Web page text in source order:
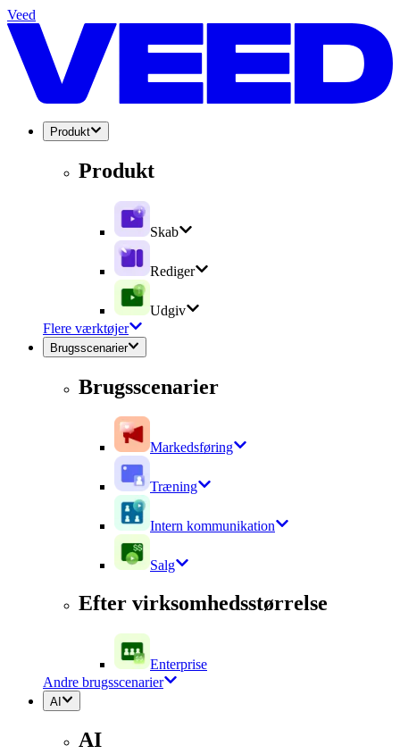
Veed
Produkt
Produkt
Skab
Rediger
Udgiv
Flere værktøjer
Brugsscenarier
Brugsscenarier
Markedsføring
Træning
Intern kommunikation
Salg
Efter virksomhedsstørrelse
Enterprise
Andre brugsscenarier
AI
AI